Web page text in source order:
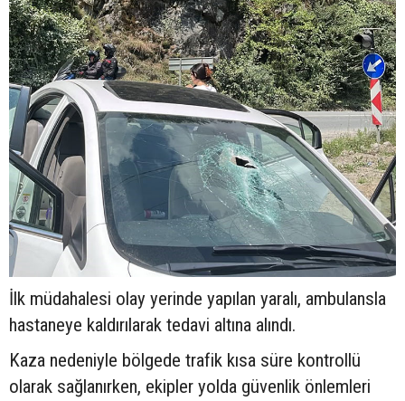
İlk müdahalesi olay yerinde yapılan yaralı, ambulansla
hastaneye kaldırılarak tedavi altına alındı.
Kaza nedeniyle bölgede trafik kısa süre kontrollü
olarak sağlanırken, ekipler yolda güvenlik önlemleri